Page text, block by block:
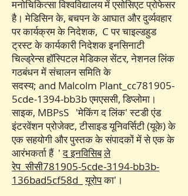
मनोचिकित्सा विश्वविद्यालय में एसोसिएट प्रोफेसर
है। मेडिसिन के, बचपन के आघात और दुर्व्यवहार
पर कार्यक्रम के निदेशक, C पर चाइल्डहुड
ट्रस्ट के कार्यकारी निदेशक इनसिनाटी
चिल्ड्रेन्स हॉस्पिटल मेडिकल सेंटर, नेशनल लिंक
गठबंधन में संचालन समिति के
सदस्य; and Malcolm Plant_cc781905-
5cde-1394-bb3b एमएससी, डिप्लोमा।
साइक, MBPsS 'मेकिंग द लिंक' स्टडी एंड
इंटरवेंशन प्रोजेक्ट, टीसाइड यूनिवर्सिटी (यूके) के
एक सहयोगी और पुस्तक के संपादकों में से एक के
आरंभकर्ता हैं 'द इनविसिबले
रेप_सीसी781905-5cde-3194-bb3b-
136bad5cf58d_ यूरोपका'।